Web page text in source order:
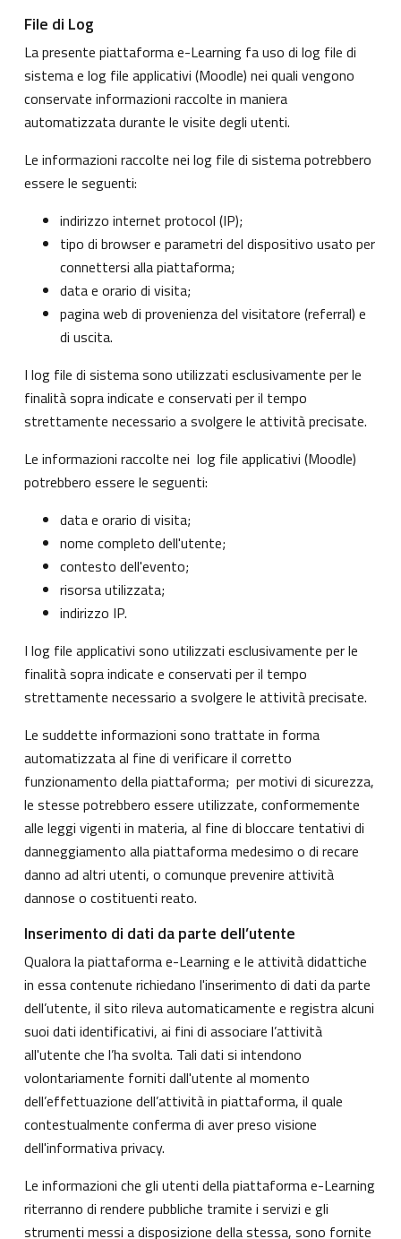
File di Log
La presente piattaforma e-Learning fa uso di log file di
sistema e log file applicativi (Moodle) nei quali vengono
conservate informazioni raccolte in maniera
automatizzata durante le visite degli utenti.
Le informazioni raccolte nei log file di sistema potrebbero
essere le seguenti:
indirizzo internet protocol (IP);
tipo di browser e parametri del dispositivo usato per
connettersi alla piattaforma;
data e orario di visita;
pagina web di provenienza del visitatore (referral) e
di uscita.
I log file di sistema sono utilizzati esclusivamente per le
finalità sopra indicate e conservati per il tempo
strettamente necessario a svolgere le attività precisate.
Le informazioni raccolte nei log file applicativi (Moodle)
potrebbero essere le seguenti:
data e orario di visita;
nome completo dell'utente;
contesto dell'evento;
risorsa utilizzata;
indirizzo IP.
I log file applicativi sono utilizzati esclusivamente per le
finalità sopra indicate e conservati per il tempo
strettamente necessario a svolgere le attività precisate.
Le suddette informazioni sono trattate in forma
automatizzata al fine di verificare il corretto
funzionamento della piattaforma; per motivi di sicurezza,
le stesse potrebbero essere utilizzate, conformemente
alle leggi vigenti in materia, al fine di bloccare tentativi di
danneggiamento alla piattaforma medesimo o di recare
danno ad altri utenti, o comunque prevenire attività
dannose o costituenti reato.
Inserimento di dati da parte dell’utente
Qualora la piattaforma e-Learning e le attività didattiche
in essa contenute richiedano l'inserimento di dati da parte
dell’utente, il sito rileva automaticamente e registra alcuni
suoi dati identificativi, ai fini di associare l’attività
all'utente che l’ha svolta. Tali dati si intendono
volontariamente forniti dall'utente al momento
dell’effettuazione dell’attività in piattaforma, il quale
contestualmente conferma di aver preso visione
dell'informativa privacy.
Le informazioni che gli utenti della piattaforma e-Learning
riterranno di rendere pubbliche tramite i servizi e gli
strumenti messi a disposizione della stessa, sono fornite